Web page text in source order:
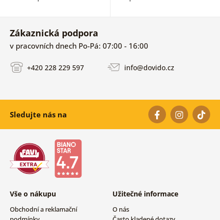
Zákaznická podpora
v pracovních dnech Po-Pá: 07:00 - 16:00
+420 228 229 597 info@dovido.cz
Sledujte nás na
Vše o nákupu
Obchodní a reklamační
Užitečné informace
O nás